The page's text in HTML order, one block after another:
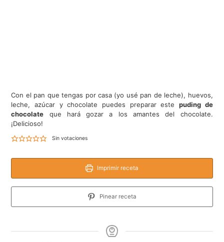
Con el pan que tengas por casa (yo usé pan de leche), huevos,
leche, azúcar y chocolate puedes preparar estepuding de
chocolate que hará gozar a los amantes del chocolate.
¡Delicioso!
Sin votaciones
Imprimir receta
Pinear receta